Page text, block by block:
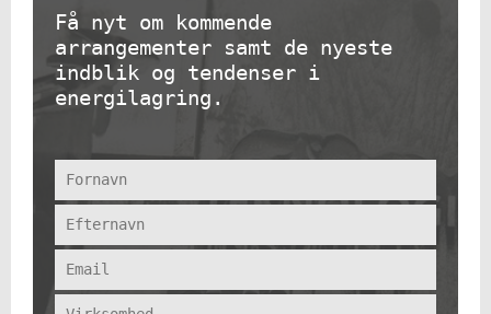
Få nyt om kommende
arrangementer samt de nyeste
indblik og tendenser i
energilagring.